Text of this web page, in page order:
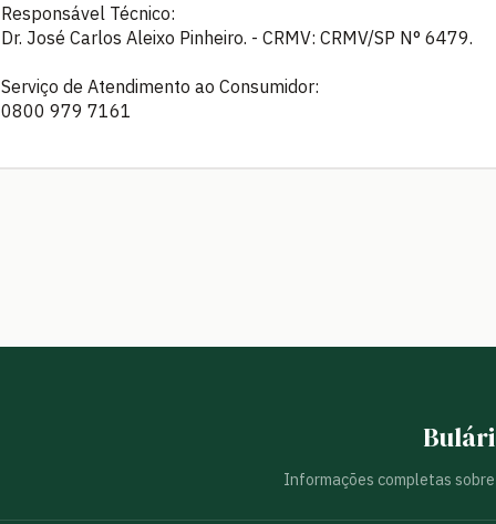
Responsável Técnico:
Dr. José Carlos Aleixo Pinheiro. - CRMV: CRMV/SP N° 6479.
Serviço de Atendimento ao Consumidor:
0800 979 7161
Informações completas